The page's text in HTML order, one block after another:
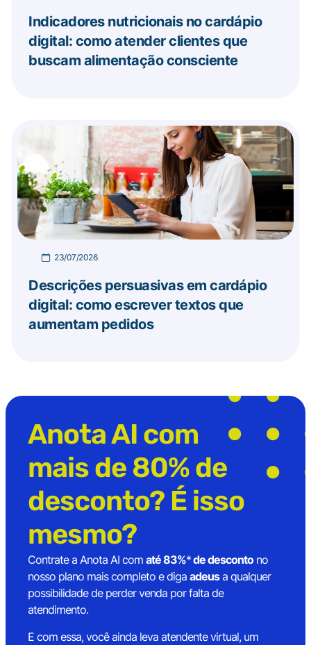
Indicadores nutricionais no cardápio
digital: como atender clientes que
buscam alimentação consciente
23/07/2026
Descrições persuasivas em cardápio
digital: como escrever textos que
aumentam pedidos
Anota AI com
mais de 80% de
desconto? É isso
mesmo?
Contrate a Anota AI com até 83%*de descontono
nosso plano mais completo e diga adeusa qualquer
possibilidade de perder venda por falta de
atendimento.
E com essa, você ainda leva atendente virtual, um